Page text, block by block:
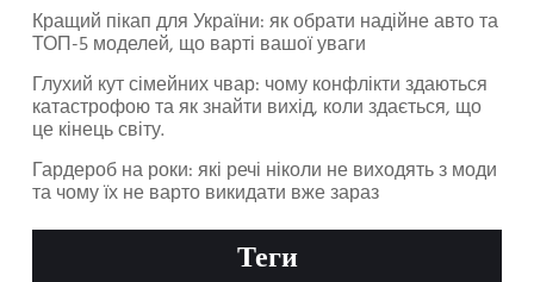
Кращий пікап для України: як обрати надійне авто та
ТОП-5 моделей, що варті вашої уваги
Глухий кут сімейних чвар: чому конфлікти здаються
катастрофою та як знайти вихід, коли здається, що
це кінець світу.
Гардероб на роки: які речі ніколи не виходять з моди
та чому їх не варто викидати вже зараз
Теги